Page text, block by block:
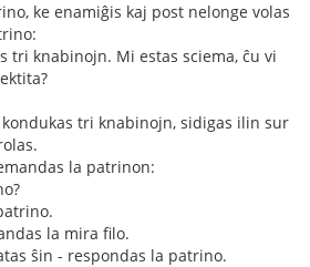
ke enamiĝis kaj post nelonge volas
tri knabinojn. Mi estas sciema, ĉu vi
tri knabinojn, sidigas ilin sur
la patrinon:
la mira filo.
ŝin - respondas la patrino.